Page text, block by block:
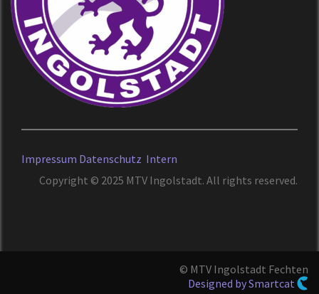
Impressum Datenschutz Intern
Copyright © 2025 MTV Ingolstadt. All rights reserved.
© MTV Ingolstadt Fechten
Designed by Smartcat